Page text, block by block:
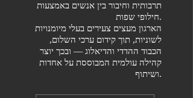
תרבותית וחיבור בין אנשים באמצעות
חילופי שפות.
הארגון מעצים צעירים בעלי מיומנויות
לשוניות, תוך קידום ערכי השלום,
הכבוד ההדדי והדיאלוג — ובכך יוצר
קהילה עולמית המבוססת על אחדות
ושיתוף.